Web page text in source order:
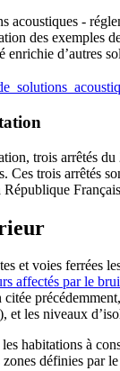
acoustiques -
des exemples
enrichie d’autres
trois arrêtés
Ces trois arrêtés
et voies ferrées
affectés par le
et les niveaux
habitations à
définies par